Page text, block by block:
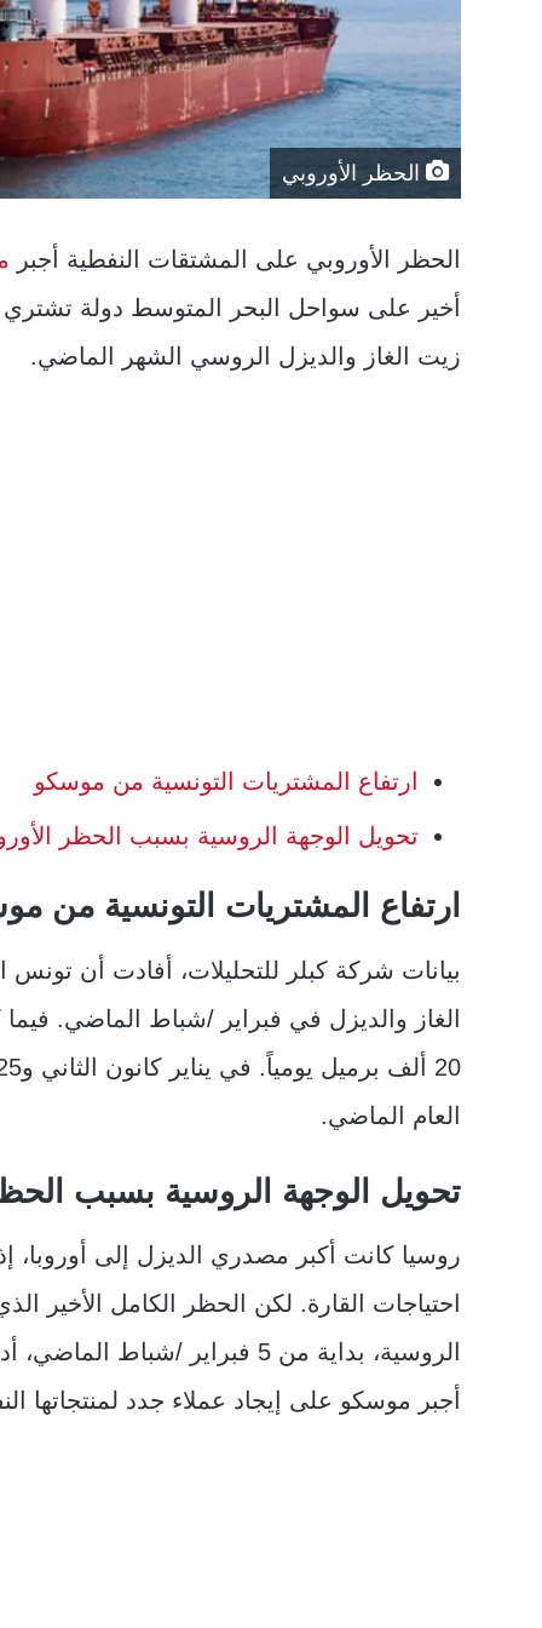
الحظر الأوروبي
الحظر الأوروبي على المشتقات النفطية أجبر
أخير على سواحل البحر المتوسط دولة تشتري
زيت الغاز والديزل الروسي الشهر الماضي.
ارتفاع المشتريات التونسية من موسكو
تحويل الوجهة الروسية بسبب الحظر
ارتفاع المشتريات التونسية من
الغاز والديزل في فبراير /شباط الماضي.
العام الماضي.
تحويل الوجهة الروسية بسبب
احتياجات القارة. لكن الحظر الكامل الأخير
الروسية، بداية من 5 فبراير /
أجبر موسكو على إيجاد عملاء جدد لمنتجاتها